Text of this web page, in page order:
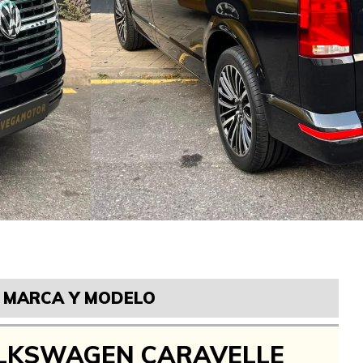
MARCA Y MODELO
CARAVELLE